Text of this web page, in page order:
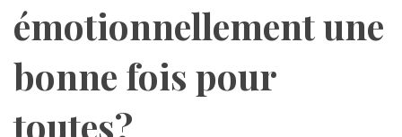
émotionnellement une
bonne fois pour
toutes?